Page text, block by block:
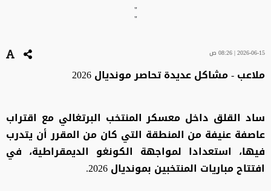
"
"
2026-06-15 | 08:26 ص
ملاعب - مشاكل عديدة تحاصر مونديال 2026
ساد القلق داخل معسكر المنتخب البرتغالي مع اقتراب
عاصفة عنيفة من المنطقة التي كان من المقرر أن يتدرب
فيها، استعدادا لمواجهة الكونغو الديمقراطية، في
افتتاح مباريات المنتخبين بمونديال 2026.